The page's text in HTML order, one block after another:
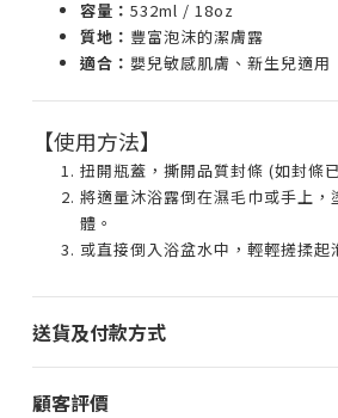
容量： 532ml / 18oz
質地： 豐富泡沫的潔膚露
適合： 嬰兒敏感肌膚、新生兒適用
【使用方法】
扭開瓶蓋，撕開品質封條 (如封條
將適量沐浴露倒在濕毛巾或手上，
體。
或直接倒入浴盆水中，輕輕搓揉起
送貨及付款方式
顧客評價